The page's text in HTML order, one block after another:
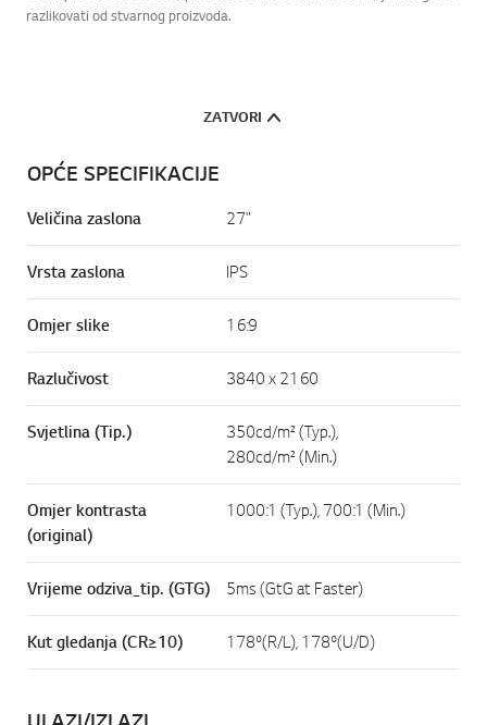
razlikovati od stvarnog proizvoda.
ZATVORI
OPĆE SPECIFIKACIJE
Veličina zaslona 27"
Vrsta zaslona IPS
Omjer slike 16:9
Razlučivost 3840 x 2160
Svjetlina (Tip.)
350cd/m² (Typ.),
280cd/m² (Min.)
Omjer kontrasta
(original)
1000:1 (Typ.), 700:1 (Min.)
Vrijeme odziva_tip. (GTG) 5ms (GtG at Faster)
Kut gledanja (CR≥10) 178º(R/L), 178º(U/D)